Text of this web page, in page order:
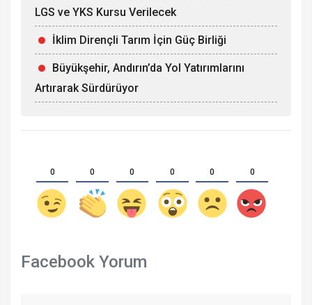
LGS ve YKS Kursu Verilecek
İklim Dirençli Tarım İçin Güç Birliği
Büyükşehir, Andırın’da Yol Yatırımlarını
Artırarak Sürdürüyor
0 0 0 0 0 0
Facebook Yorum